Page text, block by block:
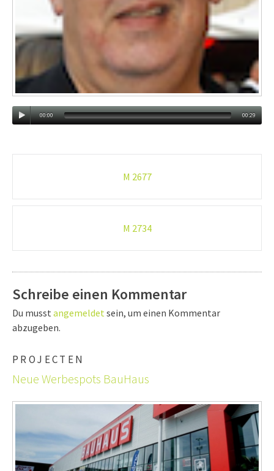
00:00 00:29
M 2677
M 2734
Schreibe einen Kommentar
Du musst angemeldet sein, um einen Kommentar
abzugeben.
PROJECTEN
Neue Werbespots BauHaus